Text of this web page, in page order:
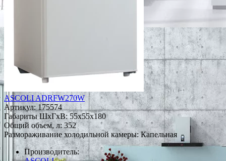
ASCOLI ADRFW270W
Артикул:175574
Габариты ШxГxВ: 55x55x180
Общий объем, л: 352
Размораживание холодильной камеры: Капельная
Производитель: